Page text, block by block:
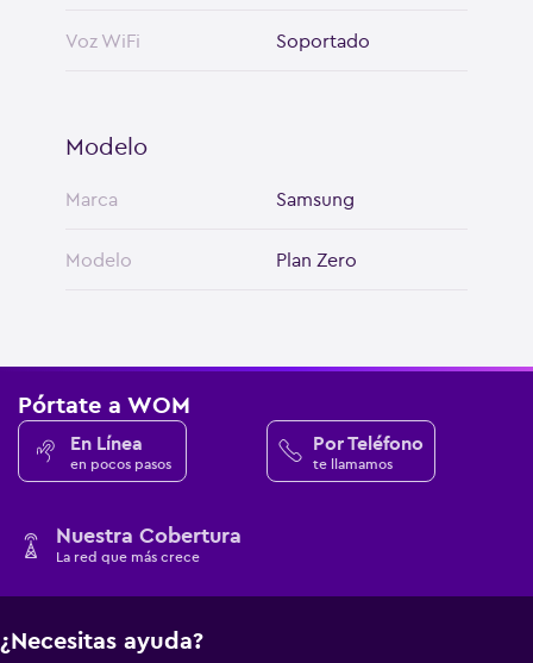
Voz WiFi Soportado
Modelo
Marca Samsung
Modelo Plan Zero
Pórtate a WOM
En Línea
en pocos pasos
Por Teléfono
te llamamos
Nuestra Cobertura
La red que más crece
¿Necesitas ayuda?